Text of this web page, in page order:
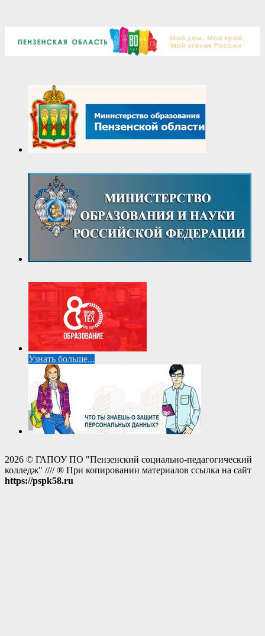
Узнать больше...
2026 © ГАПОУ ПО "Пензенский социально-педагогический
колледж" //// ® При копировании материалов ссылка на сайт
https://pspk58.ru